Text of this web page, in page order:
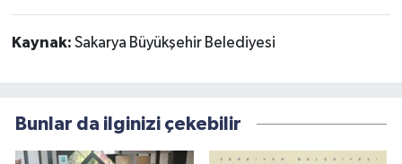
Kaynak: Sakarya Büyükşehir Belediyesi
Bunlar da ilginizi çekebilir